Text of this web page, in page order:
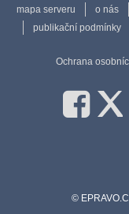
mapa serveru o nás
publikační podmínky
Ochrana
©